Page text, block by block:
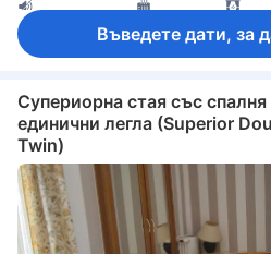
Кофи за боклук
Прозорец
Въведете дати, за
Супериорна стая със
единични легла (Superior
Twin)